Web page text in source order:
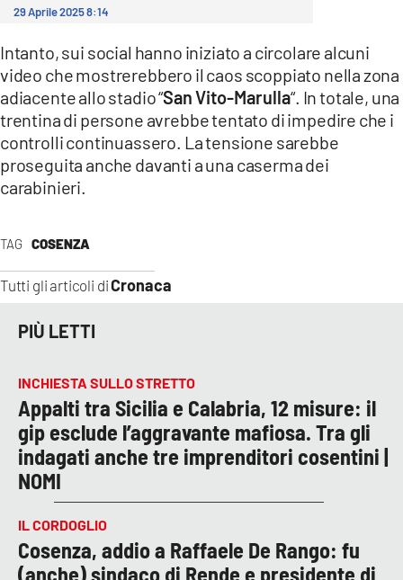
ANDROID
TAG COSENZA
Tutti gli articoli diCronaca
29 Aprile 2025 8:14
Intanto, sui social hanno iniziato a circolare alcuni
video che mostrerebbero il caos scoppiato nella zona
adiacente allo stadio “San Vito-Marulla“. In totale, una
trentina di persone avrebbe tentato di impedire che i
controlli continuassero. La tensione sarebbe
proseguita anche davanti a una caserma dei
carabinieri.
PIÙ LETTI
INCHIESTA SULLO STRETTO
Appalti tra Sicilia e Calabria, 12 misure: il
gip esclude l’aggravante mafiosa. Tra gli
indagati anche tre imprenditori cosentini |
NOMI
IL CORDOGLIO
Cosenza, addio a Raffaele De Rango: fu
(anche) sindaco di Rende e presidente di